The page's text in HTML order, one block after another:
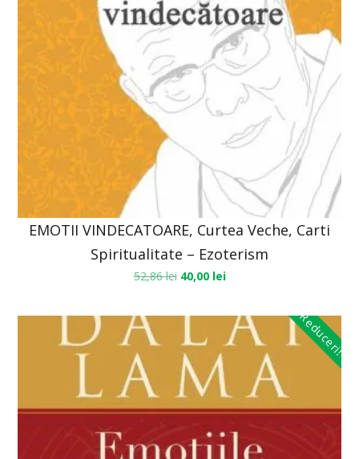
EMOTII VINDECATOARE, Curtea Veche, Carti
Spiritualitate – Ezoterism
52,86lei 40,00 lei
Reduceri!